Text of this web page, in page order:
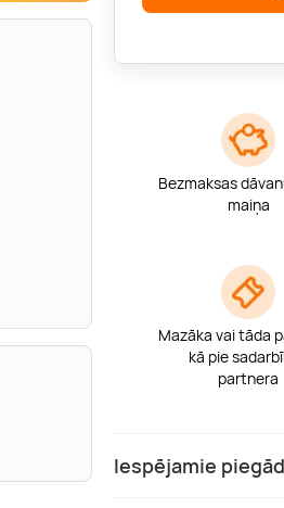
Bezmaksas
maiņa
Mazāka vai tāda
kā pie
partnera
Iespējamie